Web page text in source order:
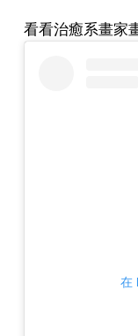
看看治癒系畫家
在